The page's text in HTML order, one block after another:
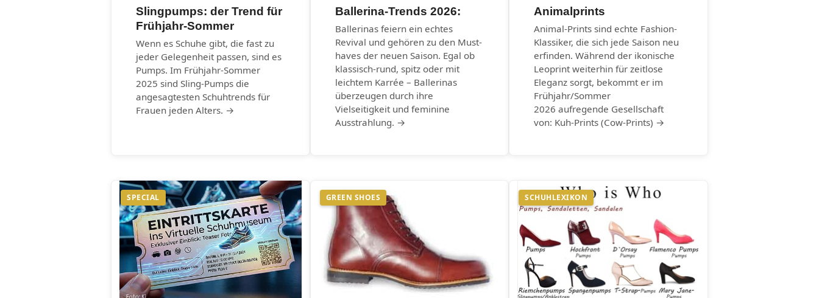
Slingpumps: der Trend für
Frühjahr-Sommer
Wenn es Schuhe gibt, die fast zu
jeder Gelegenheit passen, sind es
Pumps. Im Frühjahr-Sommer
2025 sind Sling-Pumps die
angesagtesten Schuhtrends für
Frauen jeden Alters. →
Ballerina-Trends 2026:
Ballerinas feiern ein echtes
Revival und gehören zu den Must-
haves der neuen Saison. Egal ob
klassisch-rund, spitz oder mit
leichtem Karrée – Ballerinas
überzeugen durch ihre
Vielseitigkeit und feminine
Ausstrahlung. →
Animalprints
Animal-Prints sind echte Fashion-
Klassiker, die sich jede Saison neu
erfinden. Während der ikonische
Leoprint weiterhin für zeitlose
Eleganz sorgt, bekommt er im
Frühjahr/Sommer
2026 aufregende Gesellschaft
von: Kuh-Prints (Cow-Prints) →
SPECIAL GREEN SHOES SCHUHLEXIKON